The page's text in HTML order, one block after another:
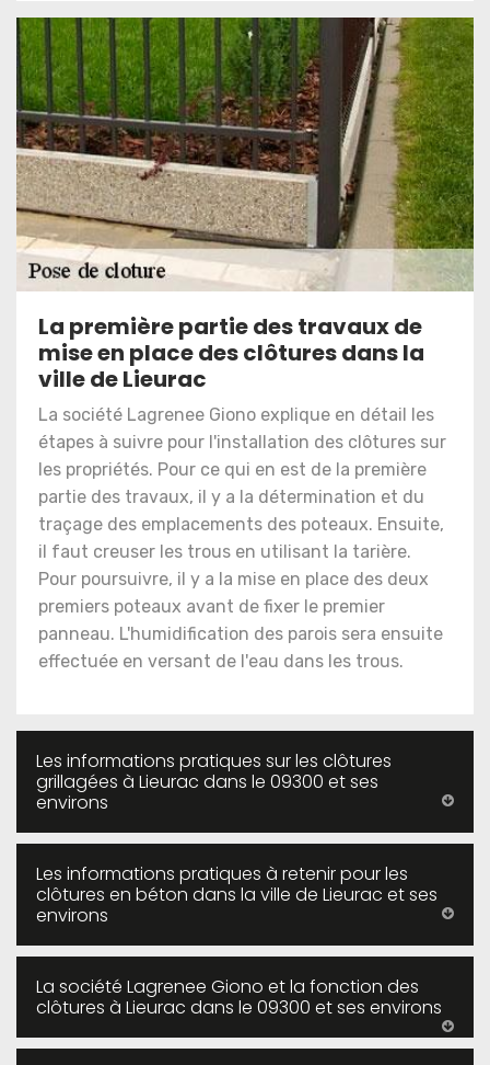
La première partie des travaux de
mise en place des clôtures dans la
ville de Lieurac
La société Lagrenee Giono explique en détail les
étapes à suivre pour l'installation des clôtures sur
les propriétés. Pour ce qui en est de la première
partie des travaux, il y a la détermination et du
traçage des emplacements des poteaux. Ensuite,
il faut creuser les trous en utilisant la tarière.
Pour poursuivre, il y a la mise en place des deux
premiers poteaux avant de fixer le premier
panneau. L'humidification des parois sera ensuite
effectuée en versant de l'eau dans les trous.
Les informations pratiques sur les clôtures
grillagées à Lieurac dans le 09300 et ses
environs
Les informations pratiques à retenir pour les
clôtures en béton dans la ville de Lieurac et ses
environs
La société Lagrenee Giono et la fonction des
clôtures à Lieurac dans le 09300 et ses environs